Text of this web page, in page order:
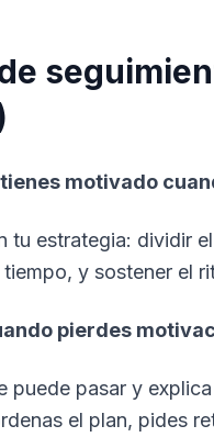
motivado
tu estrategia: dividir
y sostener el
pierdes
puede pasar y
el plan, pides